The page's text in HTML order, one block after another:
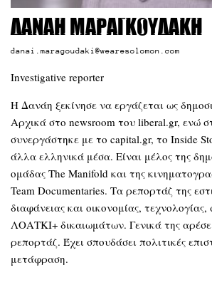
Δανάη Μαραγκουδάκη
danai.maragoudaki@wearesolomon.com
Investigative reporter
Η Δανάη ξεκίνησε να εργάζεται ως
Αρχικά στο newsroom του liberal.gr, ενώ
συνεργάστηκε με το capital.gr, το Inside
άλλα ελληνικά μέσα. Είναι μέλος της
ομάδας The Manifold και της
Team Documentaries. Τα ρεπορτάζ της
διαφάνειας και οικονομίας,
ΛΟΑΤΚΙ+ δικαιωμάτων. Γενικά της
ρεπορτάζ. Έχει σπουδάσει πολιτικές
μετάφραση.